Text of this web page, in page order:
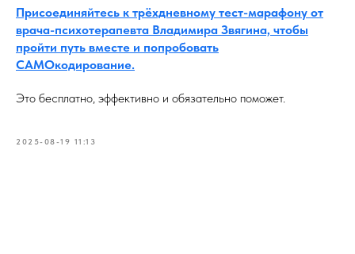
Присоединяйтесь к трёхдневному тест-марафону от
врача-психотерапевта Владимира Звягина, чтобы
пройти путь вместе и попробовать
САМОкодирование.
Это бесплатно, эффективно и обязательно поможет.
2025-08-19 11:13